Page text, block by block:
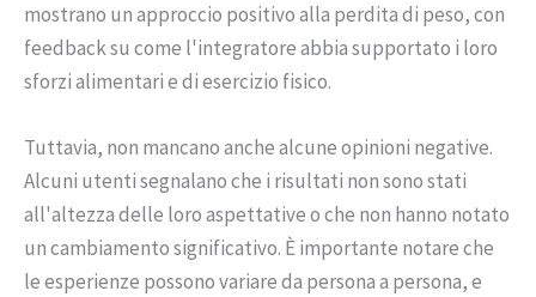
mostrano un approccio positivo alla perdita di peso, con
feedback su come l'integratore abbia supportato i loro
sforzi alimentari e di esercizio fisico.
Tuttavia, non mancano anche alcune opinioni negative.
Alcuni utenti segnalano che i risultati non sono stati
all'altezza delle loro aspettative o che non hanno notato
un cambiamento significativo. È importante notare che
le esperienze possono variare da persona a persona, e